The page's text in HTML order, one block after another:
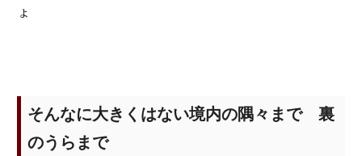
ょ
そんなに大きくはない境内の隅々まで 裏
のうらまで